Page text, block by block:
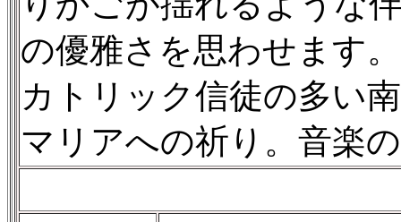
の優雅さを思わせます。
カトリック信徒の多い
マリアへの祈り。音楽